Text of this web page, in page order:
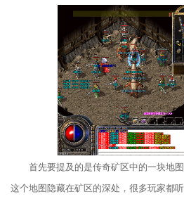
首先要提及的是传奇矿区中的一块地
这个地图隐藏在矿区的深处，很多玩家都